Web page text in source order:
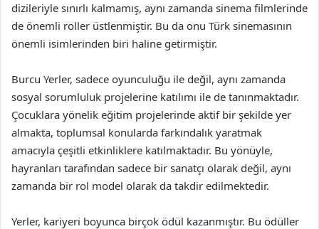
dizileriyle sınırlı kalmamış, aynı zamanda sinema filmlerinde
de önemli roller üstlenmiştir. Bu da onu Türk sinemasının
önemli isimlerinden biri haline getirmiştir.
Burcu Yerler, sadece oyunculuğu ile değil, aynı zamanda
sosyal sorumluluk projelerine katılımı ile de tanınmaktadır.
Çocuklara yönelik eğitim projelerinde aktif bir şekilde yer
almakta, toplumsal konularda farkındalık yaratmak
amacıyla çeşitli etkinliklere katılmaktadır. Bu yönüyle,
hayranları tarafından sadece bir sanatçı olarak değil, aynı
zamanda bir rol model olarak da takdir edilmektedir.
Yerler, kariyeri boyunca birçok ödül kazanmıştır. Bu ödüller